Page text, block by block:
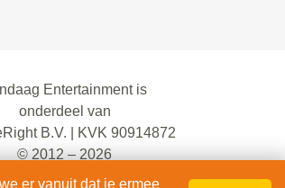
Entertainment is
onderdeel van
B.V. | KVK 90914872
© 2012 – 2026
rechten voorbehouden.
er vanuit dat je ermee